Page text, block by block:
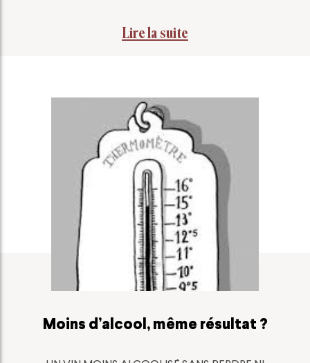
Lire la suite
PARLONS BIEN, PARLONS VIN
Moins d’alcool, même résultat ?